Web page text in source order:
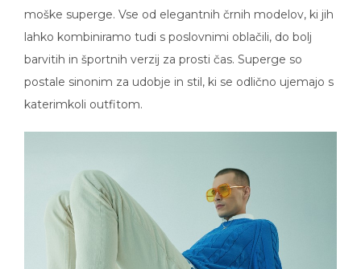
moške superge. Vse od elegantnih črnih modelov, ki jih
lahko kombiniramo tudi s poslovnimi oblačili, do bolj
barvitih in športnih verzij za prosti čas. Superge so
postale sinonim za udobje in stil, ki se odlično ujemajo s
katerimkoli outfitom.